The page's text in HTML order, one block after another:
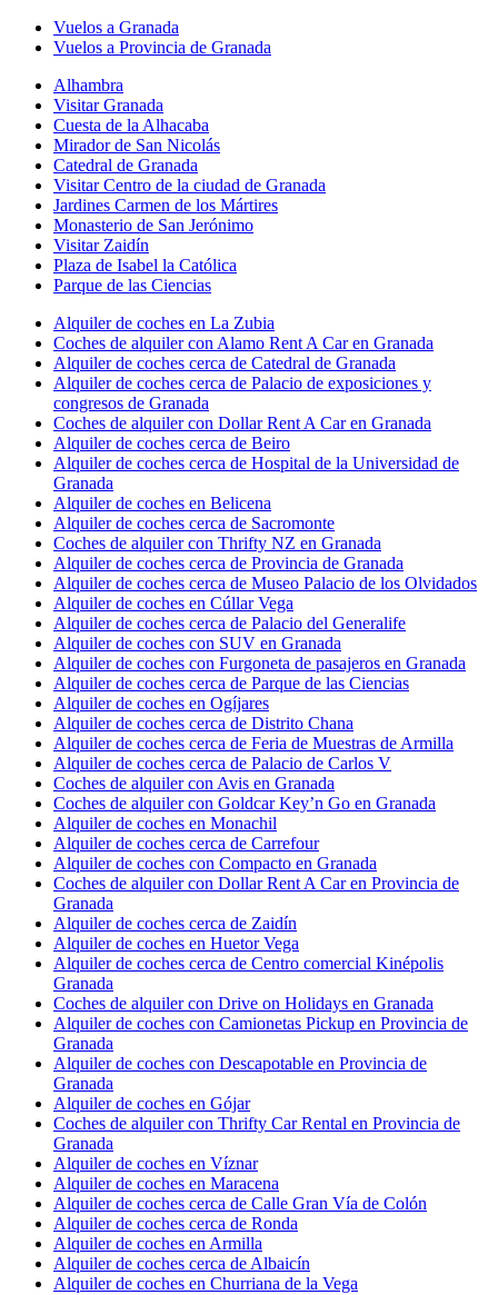
Vuelos a Granada
Vuelos a Provincia de Granada
Alhambra
Visitar Granada
Cuesta de la Alhacaba
Mirador de San Nicolás
Catedral de Granada
Visitar Centro de la ciudad de Granada
Jardines Carmen de los Mártires
Monasterio de San Jerónimo
Visitar Zaidín
Plaza de Isabel la Católica
Parque de las Ciencias
Alquiler de coches en La Zubia
Coches de alquiler con Alamo Rent A Car en Granada
Alquiler de coches cerca de Catedral de Granada
Alquiler de coches cerca de Palacio de exposiciones y
congresos de Granada
Coches de alquiler con Dollar Rent A Car en Granada
Alquiler de coches cerca de Beiro
Alquiler de coches cerca de Hospital de la Universidad de
Granada
Alquiler de coches en Belicena
Alquiler de coches cerca de Sacromonte
Coches de alquiler con Thrifty NZ en Granada
Alquiler de coches cerca de Provincia de Granada
Alquiler de coches cerca de Museo Palacio de los Olvidados
Alquiler de coches en Cúllar Vega
Alquiler de coches cerca de Palacio del Generalife
Alquiler de coches con SUV en Granada
Alquiler de coches con Furgoneta de pasajeros en Granada
Alquiler de coches cerca de Parque de las Ciencias
Alquiler de coches en Ogíjares
Alquiler de coches cerca de Distrito Chana
Alquiler de coches cerca de Feria de Muestras de Armilla
Alquiler de coches cerca de Palacio de Carlos V
Coches de alquiler con Avis en Granada
Coches de alquiler con Goldcar Key’n Go en Granada
Alquiler de coches en Monachil
Alquiler de coches cerca de Carrefour
Alquiler de coches con Compacto en Granada
Coches de alquiler con Dollar Rent A Car en Provincia de
Granada
Alquiler de coches cerca de Zaidín
Alquiler de coches en Huetor Vega
Alquiler de coches cerca de Centro comercial Kinépolis
Granada
Coches de alquiler con Drive on Holidays en Granada
Alquiler de coches con Camionetas Pickup en Provincia de
Granada
Alquiler de coches con Descapotable en Provincia de
Granada
Alquiler de coches en Gójar
Coches de alquiler con Thrifty Car Rental en Provincia de
Granada
Alquiler de coches en Víznar
Alquiler de coches en Maracena
Alquiler de coches cerca de Calle Gran Vía de Colón
Alquiler de coches cerca de Ronda
Alquiler de coches en Armilla
Alquiler de coches cerca de Albaicín
Alquiler de coches en Churriana de la Vega